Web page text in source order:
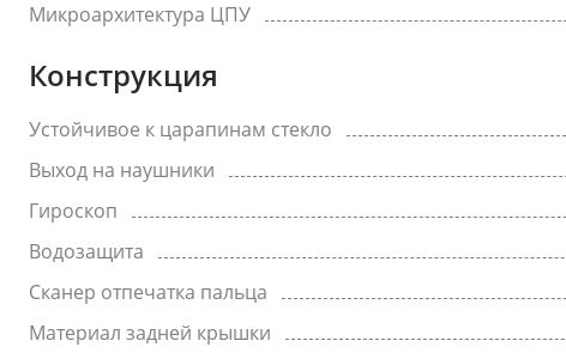
Микроархитектура ЦПУ
Конструкция
Устойчивое к царапинам стекло
Выход на наушники
Гироскоп
Водозащита
Сканер отпечатка пальца
Материал задней крышки